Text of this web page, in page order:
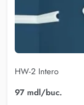
HW-2 Intero
97 mdl/buc.